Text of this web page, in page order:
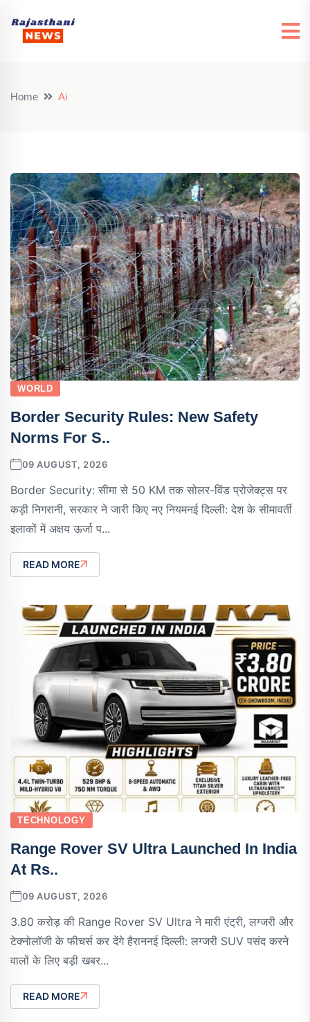
Home Ai
WORLD
Border Security Rules: New Safety
Norms For S..
09 AUGUST, 2026
Border Security: सीमा से 50 KM तक सोलर-विंड प्रोजेक्ट्स पर
कड़ी निगरानी, सरकार ने जारी किए नए नियमनई दिल्ली: देश के सीमावर्ती
इलाकों में अक्षय ऊर्जा प...
READ MORE
TECHNOLOGY
Range Rover SV Ultra Launched In India
At Rs..
09 AUGUST, 2026
3.80 करोड़ की Range Rover SV Ultra ने मारी एंट्री, लग्जरी और
टेक्नोलॉजी के फीचर्स कर देंगे हैराननई दिल्ली: लग्जरी SUV पसंद करने
वालों के लिए बड़ी खबर...
READ MORE